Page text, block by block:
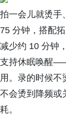
拍一会儿就烫
75 分钟，搭配
减少约 10 分钟
支持休眠唤醒
用。录的时候不
不会烫到降频或
耗。